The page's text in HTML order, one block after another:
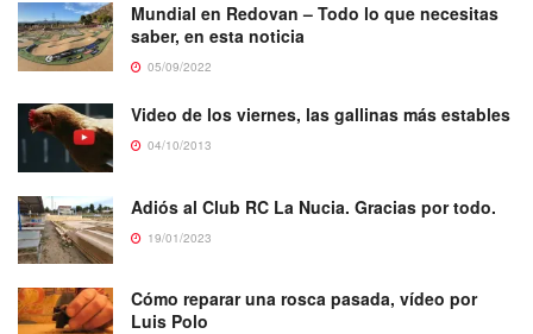
Mundial en Redovan – Todo lo que necesitas
saber, en esta noticia
05/09/2022
Video de los viernes, las gallinas más estables
04/10/2013
Adiós al Club RC La Nucia. Gracias por todo.
19/01/2023
Cómo reparar una rosca pasada, vídeo por
Luis Polo